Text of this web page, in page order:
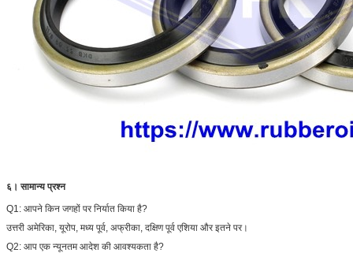
६। सामान्य प्रश्न
Q1: आपने किन जगहों पर निर्यात किया है?
उत्तरी अमेरिका, यूरोप, मध्य पूर्व, अफ्रीका, दक्षिण पूर्व एशिया और इतने पर।
Q2: आप एक न्यूनतम आदेश की आवश्यकता है?